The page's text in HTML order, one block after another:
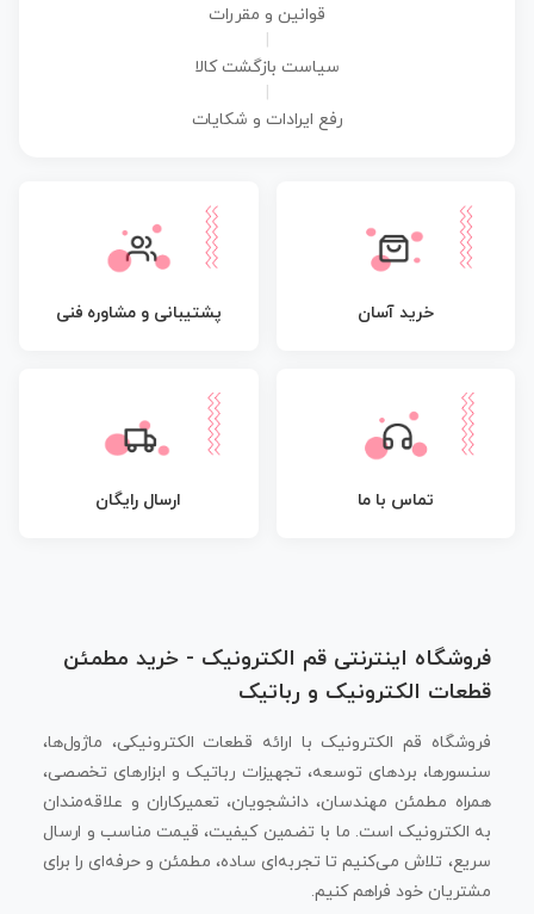
قوانین و مقررات
سیاست بازگشت کالا
رفع ایرادات و شکایات
خرید آسان پشتیبانی و مشاوره فنی
تماس با ما ارسال رایگان
فروشگاه اینترنتی قم الکترونیک - خرید مطمئن
قطعات الکترونیک و رباتیک
فروشگاه قم الکترونیک با ارائه قطعات الکترونیکی، ماژول‌ها،
سنسورها، بردهای توسعه، تجهیزات رباتیک و ابزارهای تخصصی،
همراه مطمئن مهندسان، دانشجویان، تعمیرکاران و علاقه‌مندان
به الکترونیک است. ما با تضمین کیفیت، قیمت مناسب و ارسال
سریع، تلاش می‌کنیم تا تجربه‌ای ساده، مطمئن و حرفه‌ای را برای
مشتریان خود فراهم کنیم.